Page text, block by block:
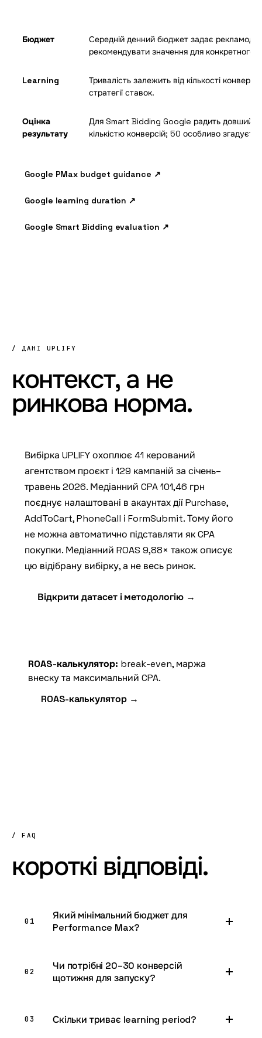
Бюджет
Середній денний бюджет задає
рекомендувати значення для конкретного
Learning
Тривалість залежить від кількості
стратегії ставок.
Оцінка
результату
Для Smart Bidding Google радить довший
кількістю конверсій; 50 особливо
Google PMax budget guidance ↗
Google learning duration ↗
Google Smart Bidding evaluation ↗
/ ДАНІ UPLIFY
контекст, а не
ринкова норма.
Вибірка UPLIFY охоплює 41 керований
агентством проєкт і 129 кампаній за січень–
травень 2026. Медіанний CPA 101,46 грн
поєднує налаштовані в акаунтах дії Purchase,
AddToCart, PhoneCall і FormSubmit. Тому його
не можна автоматично підставляти як CPA
покупки. Медіанний ROAS 9,88× також описує
цю відібрану вибірку, а не весь ринок.
Відкрити датасет і методологію →
ROAS-калькулятор: break-even, маржа
внеску та максимальний CPA.
ROAS-калькулятор →
/ FAQ
короткі відповіді.
01
Який мінімальний бюджет для
Performance Max?
02
Чи потрібні 20–30 конверсій
щотижня для запуску?
03 Скільки триває learning period?